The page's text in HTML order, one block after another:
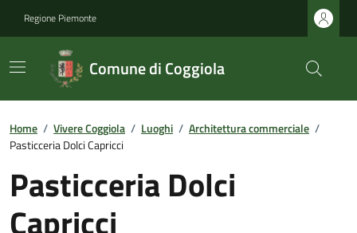
Regione Piemonte
Comune di Coggiola
Home / Vivere Coggiola / Luoghi / Architettura commerciale /
Pasticceria Dolci Capricci
Pasticceria Dolci
Capricci